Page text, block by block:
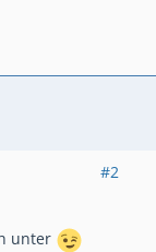
#2
unter